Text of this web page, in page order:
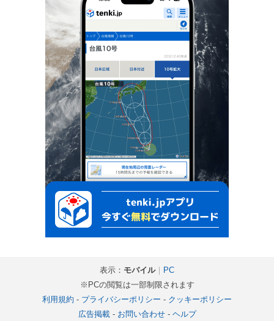
表示： モバイル｜ PC
※PCの閲覧は一部制限されます
利用規約 - プライバシーポリシー - クッキーポリシー
広告掲載- お問い合わせ- ヘルプ